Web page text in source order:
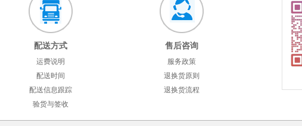
配送方式
运费说明
配送时间
配送信息跟踪
验货与签收
售后咨询
服务政策
退换货原则
退换货流程